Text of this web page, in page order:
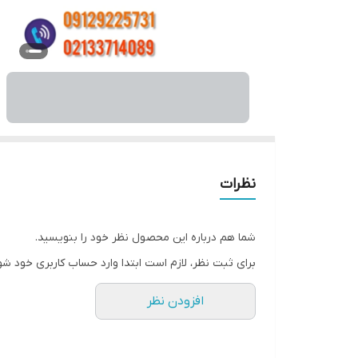
نظرات
شما هم درباره این محصول نظر خود را بنویسید.
برای ثبت نظر، لازم است ابتدا وارد حساب کاربری خود
افزودن نظر